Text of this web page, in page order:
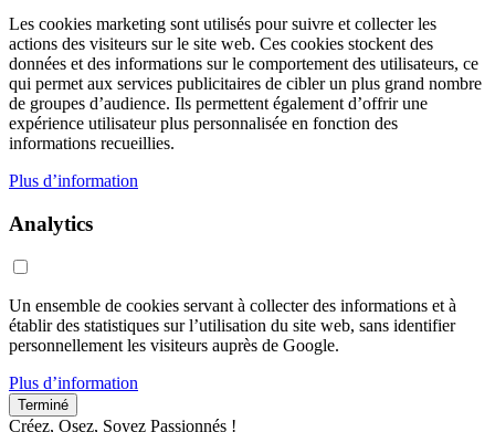
Les cookies marketing sont utilisés pour suivre et collecter les
actions des visiteurs sur le site web. Ces cookies stockent des
données et des informations sur le comportement des utilisateurs, ce
qui permet aux services publicitaires de cibler un plus grand nombre
de groupes d’audience. Ils permettent également d’offrir une
expérience utilisateur plus personnalisée en fonction des
informations recueillies.
Plus d’information
Analytics
Un ensemble de cookies servant à collecter des informations et à
établir des statistiques sur l’utilisation du site web, sans identifier
personnellement les visiteurs auprès de Google.
Plus d’information
Terminé
Créez, Osez, Soyez Passionnés !